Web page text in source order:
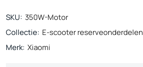
SKU: 350W-Motor
Collectie: E-scooter reserveonderdelen
Merk: Xiaomi